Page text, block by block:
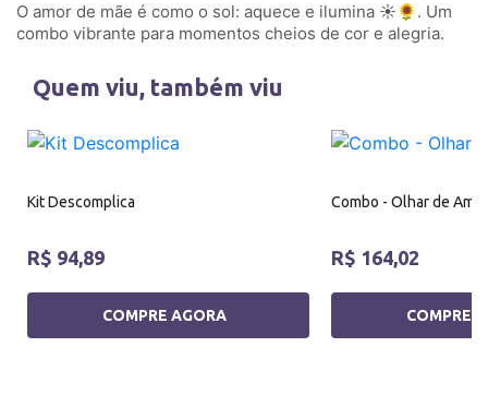
O amor de mãe é como o sol: aquece e ilumina ☀️🌻. Um
combo vibrante para momentos cheios de cor e alegria.
Quem viu, também viu
Kit Descomplica
R$ 94,89
COMPRE AGORA
Combo - Olhar de Amor
R$ 164,02
COMPRE